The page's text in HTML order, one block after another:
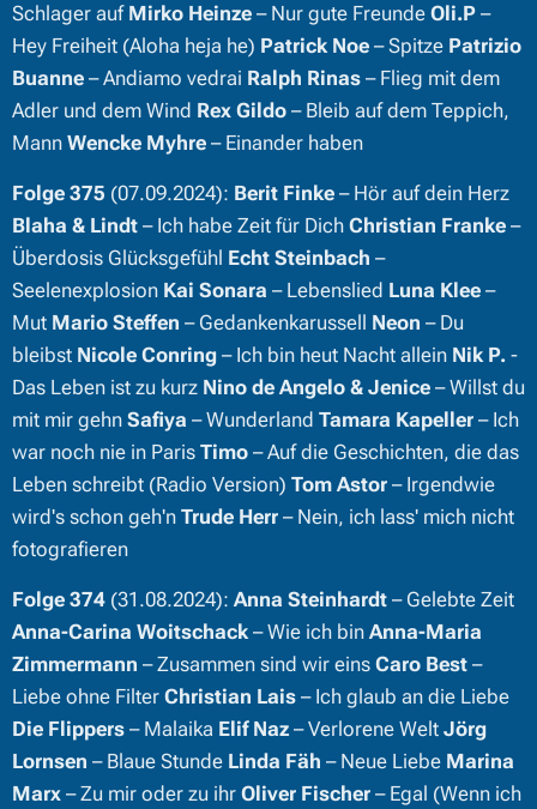
Schlager auf Mirko Heinze – Nur gute Freunde Oli.P –
Hey Freiheit (Aloha heja he) Patrick Noe – Spitze Patrizio
Buanne – Andiamo vedrai Ralph Rinas – Flieg mit dem
Adler und dem Wind Rex Gildo – Bleib auf dem Teppich,
Mann Wencke Myhre – Einander haben
Folge 375 (07.09.2024): Berit Finke – Hör auf dein Herz
Blaha & Lindt – Ich habe Zeit für Dich Christian Franke –
Überdosis Glücksgefühl Echt Steinbach –
Seelenexplosion Kai Sonara – Lebenslied Luna Klee –
Mut Mario Steffen – Gedankenkarussell Neon – Du
bleibst Nicole Conring – Ich bin heut Nacht allein Nik P. -
Das Leben ist zu kurz Nino de Angelo & Jenice – Willst du
mit mir gehn Safiya – Wunderland Tamara Kapeller – Ich
war noch nie in Paris Timo – Auf die Geschichten, die das
Leben schreibt (Radio Version) Tom Astor – Irgendwie
wird's schon geh'n Trude Herr – Nein, ich lass' mich nicht
fotografieren
Folge 374 (31.08.2024): Anna Steinhardt – Gelebte Zeit
Anna-Carina Woitschack– Wie ich bin Anna-Maria
Zimmermann – Zusammen sind wir eins Caro Best –
Liebe ohne Filter Christian Lais – Ich glaub an die Liebe
Die Flippers – Malaika Elif Naz – Verlorene Welt Jörg
Lornsen – Blaue Stunde Linda Fäh – Neue Liebe Marina
Marx – Zu mir oder zu ihr Oliver Fischer – Egal (Wenn ich